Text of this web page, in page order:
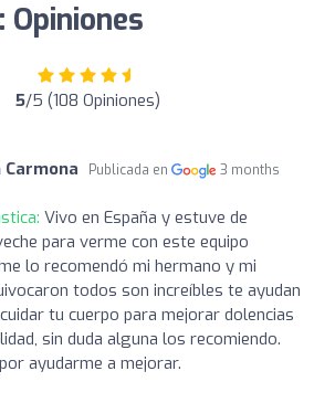
Opiniones
5/5 (108 Opiniones)
Publicada en
3 months
Vivo en España y estuve de
para verme con este equipo
lo recomendó mi hermano y mi
todos son increíbles te ayudan
tu cuerpo para mejorar dolencias
sin duda alguna los recomiendo.
ayudarme a mejorar.